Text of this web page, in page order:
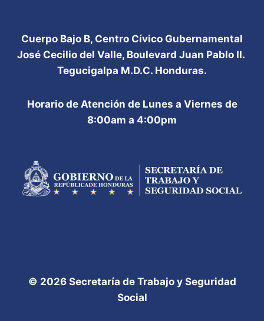
Cuerpo Bajo B, Centro Cívico Gubernamental
José Cecilio del Valle, Boulevard Juan Pablo II.
Tegucigalpa M.D.C. Honduras.
Horario de Atención de Lunes a Viernes de
8:00am a 4:00pm
© 2026 Secretaría de Trabajo y Seguridad
Social